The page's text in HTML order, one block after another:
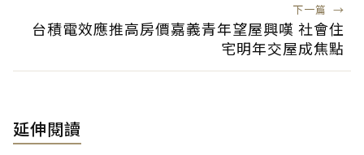
下一篇 →
台積電效應推高房價嘉義青年望屋興嘆 社會住
宅明年交屋成焦點
延伸閱讀